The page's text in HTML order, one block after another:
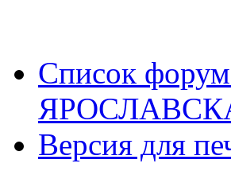
Список
Версия для